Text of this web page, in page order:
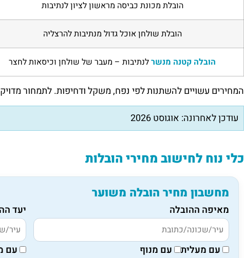
הובלת מכונת כביסה מראשון לציון לנתיבות
הובלת שולחן אוכל גדול מנתיבות להרצליה
הובלה קטנה מנשרלנתיבות – מעבר של שולחן וכיסאות לחצר
המחירים עשויים להשתנות לפי נפח, משקל ודחיפות. לתמחור
עודכן לאחרונה: אוגוסט 2026
כלי נוח לחישוב מחירי הובלות
מחשבון מחיר הובלה משוער
מאיפה ההובלה
עם מעלית
עם מנוף
יעד
עם